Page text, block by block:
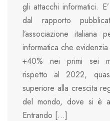
gli attacchi informatici.
dal rapporto
l’associazione italiana
informatica che
+40% nei primi sei
rispetto al 2022,
superiore alla crescita
del mondo, dove si è
Entrando […]